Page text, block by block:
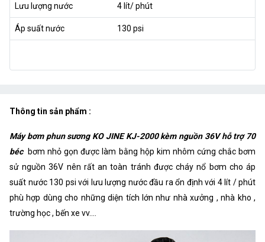
Lưu lượng nước 4 lít/ phút
Áp suất nước 130 psi
Thông tin sản phẩm :
Máy bơm phun sương KO JINE KJ-2000 kèm nguồn 36V hỗ trợ 70
béc bơm nhỏ gọn được làm bằng hộp kim nhôm cứng chắc bơm
sử nguồn 36V nên rất an toàn tránh được cháy nổ bơm cho áp
suất nước 130 psi với lưu lượng nước đầu ra ổn định với 4 lít / phút
phù hợp dùng cho những diện tích lớn như nhà xưởng , nhà kho ,
trường học , bến xe vv....